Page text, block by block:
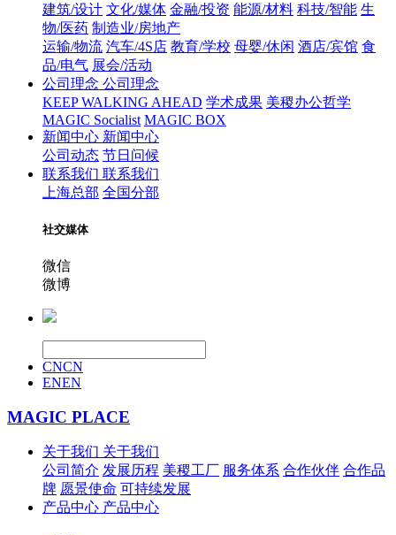
建筑/设计 文化/媒体 金融/投资 能源/材料 科技/智能 生
物/医药 制造业/房地产
运输/物流 汽车/4S店 教育/学校 母婴/休闲 酒店/宾馆 食
品/电气 展会/活动
公司理念 公司理念
KEEP WALKING AHEAD 学术成果 美稷办公哲学
MAGIC Socialist MAGIC BOX
新闻中心 新闻中心
公司动态 节日问候
联系我们 联系我们
上海总部 全国分部
社交媒体
微信
微博
CNCN
ENEN
MAGIC PLACE
关于我们 关于我们
公司简介 发展历程 美稷工厂 服务体系 合作伙伴 合作品
牌 愿景使命 可持续发展
产品中心 产品中心